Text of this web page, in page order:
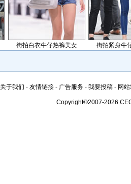
街拍白衣牛仔热裤美女 街拍紧身牛
关于我们 - 友情链接 - 广告服务 - 我要投稿 - 网
Copyright©2007-2026